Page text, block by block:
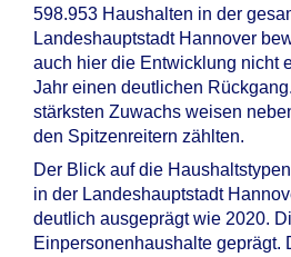
598.953 Haushalten in der
Landeshauptstadt Hannover
auch hier die Entwicklung nicht
Jahr einen deutlichen
stärksten Zuwachs weisen
den Spitzenreitern zählten.
Der Blick auf die
in der Landeshauptstadt
deutlich ausgeprägt wie 2020.
Einpersonenhaushalte geprägt.